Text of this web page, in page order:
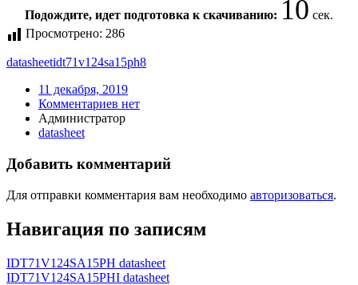
Подождите, идет подготовка к скачиванию: 10 сек.
Просмотрено: 286
datasheetidt71v124sa15ph8
11 декабря, 2019
Комментариев нет
Администратор
datasheet
Добавить комментарий
Для отправки комментария вам необходимо авторизоваться.
Навигация по записям
IDT71V124SA15PH datasheet
IDT71V124SA15PHI datasheet